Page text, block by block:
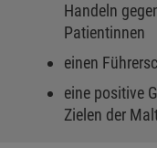
Handeln
Patientinnen
einen
eine positive
Zielen der